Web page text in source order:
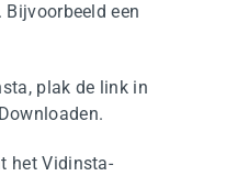
een
plak de link in
het Vidinsta-